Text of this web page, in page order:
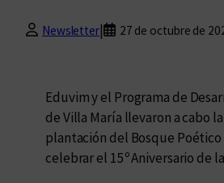
Newsletter| 27 de octubre de
Eduvim y el Programa de
de Villa María llevaron a cabo
plantación del Bosque
celebrar el 15º Aniversario de